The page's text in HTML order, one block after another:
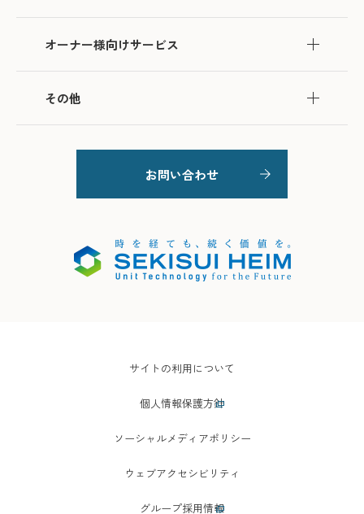
オーナー様向けサービス
その他
お問い合わせ
サイトの利用について
個人情報保護方針
ソーシャルメディアポリシー
ウェブアクセシビリティ
グループ採用情報